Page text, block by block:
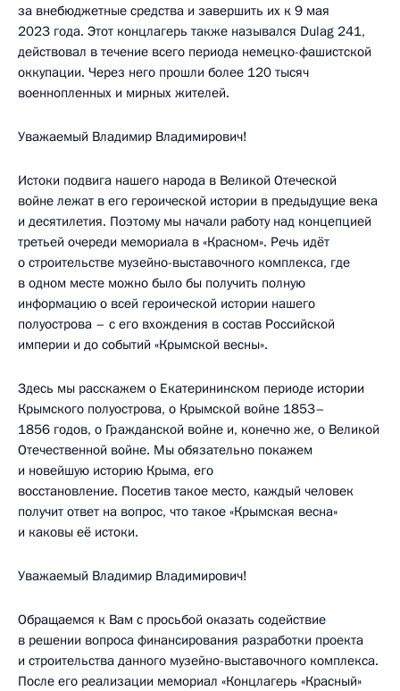
за внебюджетные средства и завершить их к 9 мая
2023 года. Этот концлагерь также назывался Dulag 241,
действовал в течение всего периода немецко-фашистской
оккупации. Через него прошли более 120 тысяч
военнопленных и мирных жителей.
Уважаемый Владимир Владимирович!
Истоки подвига нашего народа в Великой Отеческой
войне лежат в его героической истории в предыдущие века
и десятилетия. Поэтому мы начали работу над концепцией
третьей очереди мемориала в «Красном». Речь идёт
о строительстве музейно-выставочного комплекса, где
в одном месте можно было бы получить полную
информацию о всей героической истории нашего
полуострова – с его вхождения в состав Российской
империи и до событий «Крымской весны».
Здесь мы расскажем о Екатерининском периоде истории
Крымского полуострова, о Крымской войне 1853–
1856 годов, о Гражданской войне и, конечно же, о Великой
Отечественной войне. Мы обязательно покажем
и новейшую историю Крыма, его
восстановление. Посетив такое место, каждый человек
получит ответ на вопрос, что такое «Крымская весна»
и каковы её истоки.
Уважаемый Владимир Владимирович!
Обращаемся к Вам с просьбой оказать содействие
в решении вопроса финансирования разработки проекта
и строительства данного музейно-выставочного комплекса.
После его реализации мемориал «Концлагерь «Красный»